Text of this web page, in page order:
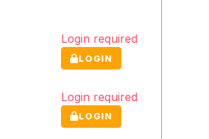
Login required
LOGIN
Login required
LOGIN